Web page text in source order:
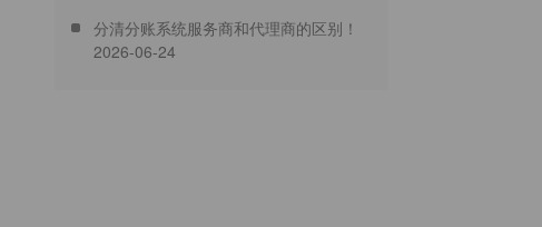
分清分账系统服务商和代理商的区别！
2026-06-24